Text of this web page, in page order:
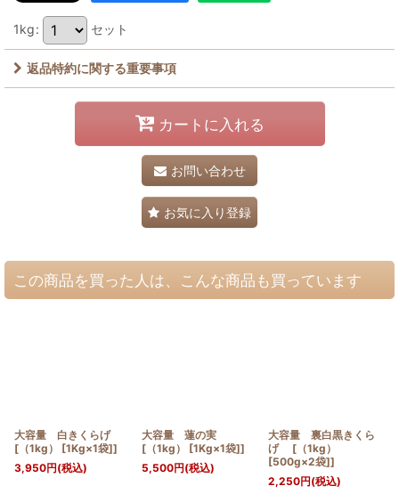
1kg: セット
返品特約に関する重要事項
カートに入れる
お問い合わせ
お気に入り登録
この商品を買った人は、こんな商品も買っています
大容量 白きくらげ
[（1kg） [1Kg×1袋]]
3,950円(税込)
大容量 蓮の実
[（1kg） [1Kg×1袋]]
5,500円(税込)
大容量 裏白黒きくら
げ [（1kg）
[500g×2袋]]
2,250円(税込)